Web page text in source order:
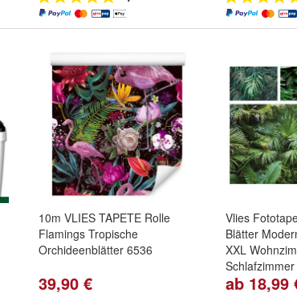
10m VLIES TAPETE Rolle
Flamings Tropische
Orchideenblätter 6536
39,90 €
Vlies
Blätter
XXL
Schlafzimmer
Größe:
ab 18,99